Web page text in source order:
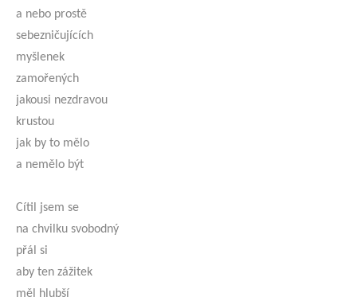
a nebo prostě
sebezničujících
myšlenek
zamořených
jakousi nezdravou
krustou
jak by to mělo
a nemělo být
Cítil jsem se
na chvilku svobodný
přál si
aby ten zážitek
měl hlubší